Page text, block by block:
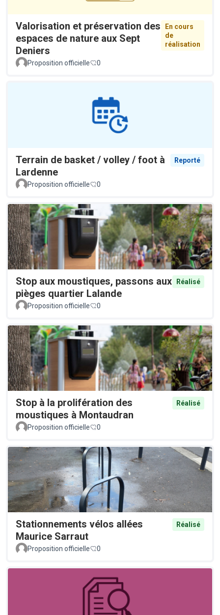
Valorisation et préservation des
espaces de nature aux Sept
Deniers
En cours
de
réalisation
Proposition officielle 0
Terrain de basket / volley / foot à
Lardenne
Reporté
Proposition officielle 0
Stop aux moustiques, passons aux
pièges quartier Lalande
Réalisé
Proposition officielle 0
Stop à la prolifération des
moustiques à Montaudran
Réalisé
Proposition officielle 0
Stationnements vélos allées
Maurice Sarraut
Réalisé
Proposition officielle 0